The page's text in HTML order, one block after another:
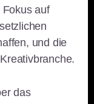
auf
und die
das